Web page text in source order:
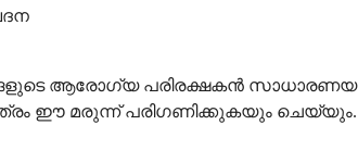
ആരോഗ്യ പരിരക്ഷകൻ
ഈ മരുന്ന് പരിഗണിക്കുകയും ചെയ്യും.